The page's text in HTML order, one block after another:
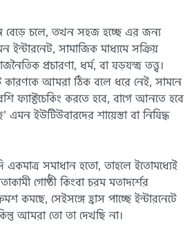
বেড়ে চলে, তখন সহজ হচ্ছে এর জন্য
সামাজিক মাধ্যমে সক্রিয়
প্রচারণা, ধর্ম, বা ষড়যন্ত্র তত্ত্ব।
আমরা ঠিক বলে ধরে নেই, সামনে
করতে হবে, বাগে আনতে হবে
এমন ইউটিউবারদের শায়েস্তা বা নিষিদ্ধ
সমাধান হতো, তাহলে ইতোমধ্যেই
গোষ্ঠী কিংবা চরম মতাদর্শের
কমছে, সেইসঙ্গে হ্রাস পাচ্ছে ইন্টারনেটে
আমরা তো তা দেখছি না।